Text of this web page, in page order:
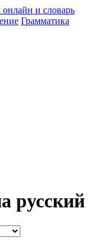
Грамматика
русский